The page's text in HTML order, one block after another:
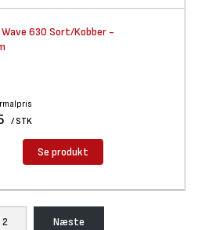
630 Sort/Kobber -
/ STK
Se produkt
2 Næste